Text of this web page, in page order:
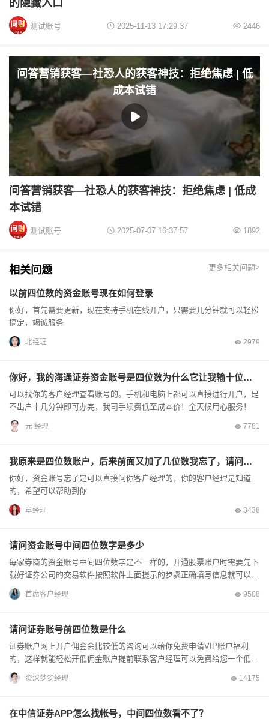
的隐藏入口
测试账号 2025-11-13 17:29:37 2446
问答营销获客—社恐人的获客神技：拒绝焦虑 | 低
成本试错
问答营销获客—社恐人的获客神技：拒绝焦虑 | 低成
本试错
测试账号 2025-07-07 16:37:57 1892
相关问题 更多相关问题>
以前四位数的资金账号现在如何登录
你好，首先需要更新，现在支持手机在线开户，只需要几分钟就可以轻松
搞定，竭诚服务
北经理 2979
你好，我的海通证券资金账号是四位数为什么它让我输十位数？
可以找你的客户经理查看账号的。手机和电脑上都可以直接进行开户，足
不出户十几分钟即可办完，我司手续费低至成本价！全天候用心服务！
元 经理 7781
我原来是四位数账户，后来前面又加了几位数我忘了，请问前面的数字是多少。
你好，资金账号忘了是可以直接问你客户经理的，你的客户经理是知道
的，希望可以帮助到你
章经理 3438
请问资金账号中间四位数字是多少
每家券商的资金账号中间四位数字是不一样的，开通股票账户时需要先下
载好证券公司的交易软件按照软件上面提示的步骤正确填写信息就可以办
理开户，先下载好证券公司的专属炒股软件，然后登...
首席客户经理 9508
请问证券账号前四位数是什么
证券账户网上开户佣金会比较低的咨询可以给你免费申请VIP账户福利
的，这样就能轻松开低佣金账户提前联系客户经理可以免费给您一个低佣
金的vip账户，，我家的证券公司佣金极低，低佣金在向您招...
资深梦梦经理 14175
在中信证券APP怎么找帐号，中间四位数看不了？